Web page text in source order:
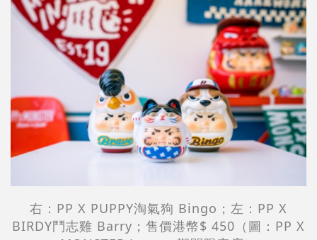
右：PP X PUPPY淘氣狗 Bingo；左：PP X
BIRDY鬥志雞 Barry；售價港幣$ 450（圖：PP X